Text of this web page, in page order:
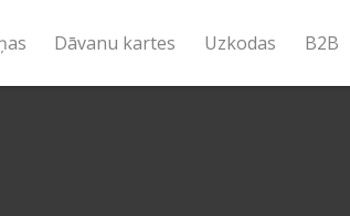
Dāvanu kartes Uzkodas B2B